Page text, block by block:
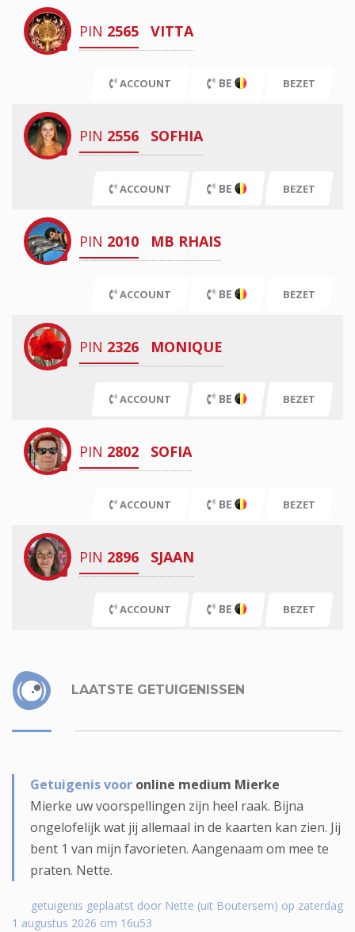
PIN 2565 VITTA
ACCOUNT BE BEZET
PIN 2556 SOFHIA
ACCOUNT BE BEZET
PIN 2010 MB RHAIS
ACCOUNT BE BEZET
PIN 2326 MONIQUE
ACCOUNT BE BEZET
PIN 2802 SOFIA
ACCOUNT BE BEZET
PIN 2896 SJAAN
ACCOUNT BE BEZET
LAATSTE GETUIGENISSEN
Getuigenis voor online medium Mierke
Mierke uw voorspellingen zijn heel raak. Bijna
ongelofelijk wat jij allemaal in de kaarten kan zien. Jij
bent 1 van mijn favorieten. Aangenaam om mee te
praten. Nette.
getuigenis geplaatst door Nette (uit Boutersem) op zaterdag
1 augustus 2026 om 16u53